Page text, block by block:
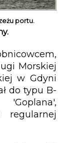
portu.
Morskiej
w Gdyni
do typu B-
regularnej